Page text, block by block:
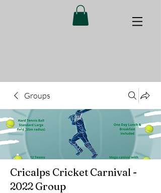
Groups
Cricalps Cricket Carnival -
2022 Group